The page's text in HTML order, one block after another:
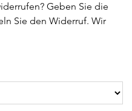
Geben Sie die
Sie den Widerruf. Wir